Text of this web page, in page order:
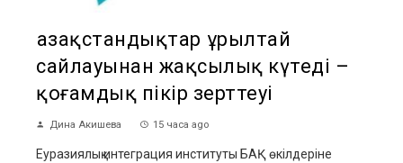
Қазақстандықтар Құрылтай
сайлауынан жақсылық күтеді –
қоғамдық пікір зерттеуі
Дина Акишева 15 часа ago
Еуразиялық интеграция институты БАҚ өкілдеріне